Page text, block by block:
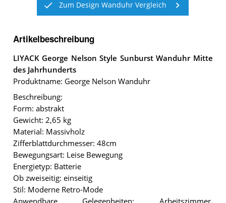
Zum Design Wanduhr Vergleich
Artikelbeschreibung
LIYACK George Nelson Style Sunburst Wanduhr Mitte
des Jahrhunderts
Produktname: George Nelson Wanduhr
Beschreibung:
Form: abstrakt
Gewicht: 2,65 kg
Material: Massivholz
Zifferblattdurchmesser: 48cm
Bewegungsart: Leise Bewegung
Energietyp: Batterie
Ob zweiseitig: einseitig
Stil: Moderne Retro-Mode